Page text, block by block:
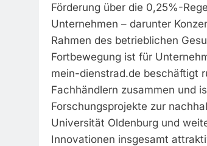
Förderung über die 0,25%-
Unternehmen – darunter
Rahmen des betrieblichen
Fortbewegung ist für
mein-dienstrad.de beschäftigt
Fachhändlern zusammen und
Forschungsprojekte zur
Universität Oldenburg und
Innovationen insgesamt